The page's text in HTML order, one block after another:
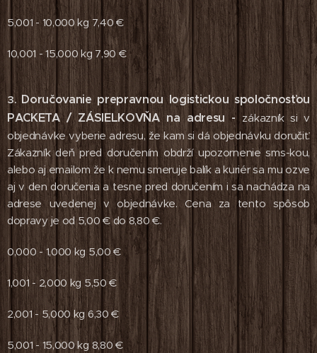
5,001 - 10,000 kg 7,40 €
10,001 - 15,000 kg 7,90 €
3. Doručovanie prepravnou logistickou spoločnosťou
PACKETA / ZÁSIELKOVŇA na adresu - zákazník si v
objednávke vyberie adresu, že kam si dá objednávku doručiť.
Zákazník deň pred doručením obdrží upozornenie sms-kou,
alebo aj emailom že k nemu smeruje balík a kuriér sa mu ozve
aj v den doručenia a tesne pred doručením i sa nachádza na
adrese uvedenej v objednávke. Cena za tento spôsob
dopravy je od 5,00 € do 8,80 €.
0,000 - 1,000 kg 5,00 €
1,001 - 2,000 kg 5,50 €
2,001 - 5,000 kg 6,30 €
5,001 - 15,000 kg 8,80 €